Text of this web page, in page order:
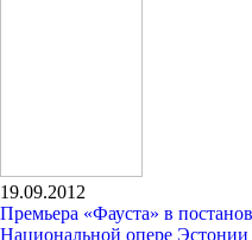
19.09.2012
Премьера «Фауста» в
Национальной опере Эстонии